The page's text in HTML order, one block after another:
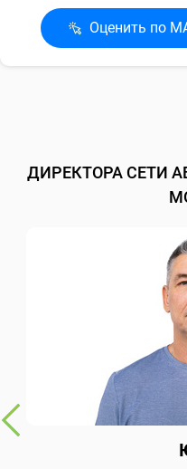
Оценить по
ДИРЕКТОРА СЕТИ